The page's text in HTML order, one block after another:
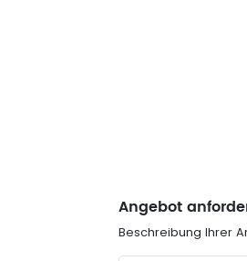
Angebot
Beschreibung Ihrer